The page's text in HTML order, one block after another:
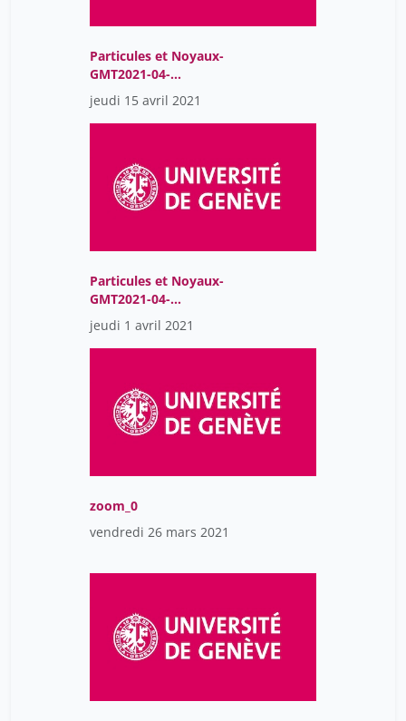
Particules et Noyaux-
GMT2021-04-
15T07:59:08Z
jeudi 15 avril 2021
Particules et Noyaux-
GMT2021-04-
01T07:46:28Z
jeudi 1 avril 2021
zoom_0
vendredi 26 mars 2021